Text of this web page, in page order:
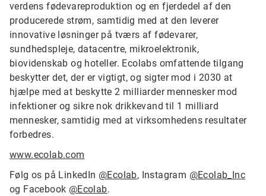
verdens fødevareproduktion og en fjerdedel af den
producerede strøm, samtidig med at den leverer
innovative løsninger på tværs af fødevarer,
sundhedspleje, datacentre, mikroelektronik,
biovidenskab og hoteller. Ecolabs omfattende tilgang
beskytter det, der er vigtigt, og sigter mod i 2030 at
hjælpe med at beskytte 2 milliarder mennesker mod
infektioner og sikre nok drikkevand til 1 milliard
mennesker, samtidig med at virksomhedens resultater
forbedres.
www.ecolab.com
Følg os på LinkedIn @Ecolab, Instagram @Ecolab_Inc
og Facebook @Ecolab.